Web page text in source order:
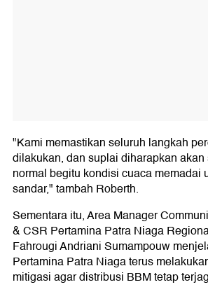
"Kami memastikan seluruh langkah
dilakukan, dan suplai diharapkan
normal begitu kondisi cuaca memadai
sandar," tambah Roberth.
Sementara itu, Area Manager
& CSR Pertamina Patra Niaga
Fahrougi Andriani Sumampouw
Pertamina Patra Niaga terus
mitigasi agar distribusi BBM tetap